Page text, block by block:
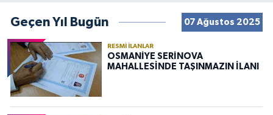
Geçen Yıl Bugün 07 Ağustos 2025
RESMI İLANLAR
OSMANİYE SERİNOVA
MAHALLESİNDE TAŞINMAZIN İLANI